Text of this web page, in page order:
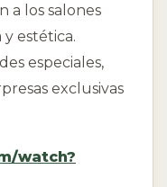
a los salones
estética.
especiales,
exclusivas
watch?